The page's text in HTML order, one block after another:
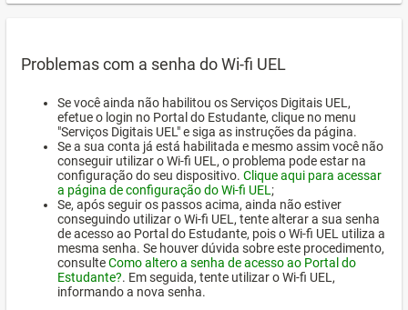
Problemas com a senha do Wi-fi UEL
Se você ainda não habilitou os Serviços Digitais UEL,
efetue o login no Portal do Estudante, clique no menu
"Serviços Digitais UEL" e siga as instruções da página.
Se a sua conta já está habilitada e mesmo assim você não
conseguir utilizar o Wi-fi UEL, o problema pode estar na
configuração do seu dispositivo. Clique aqui para acessar
a página de configuração do Wi-fi UEL ;
Se, após seguir os passos acima, ainda não estiver
conseguindo utilizar o Wi-fi UEL, tente alterar a sua senha
de acesso ao Portal do Estudante, pois o Wi-fi UEL utiliza a
mesma senha. Se houver dúvida sobre este procedimento,
consulteComo altero a senha de acesso ao Portal do
Estudante?. Em seguida, tente utilizar o Wi-fi UEL,
informando a nova senha.